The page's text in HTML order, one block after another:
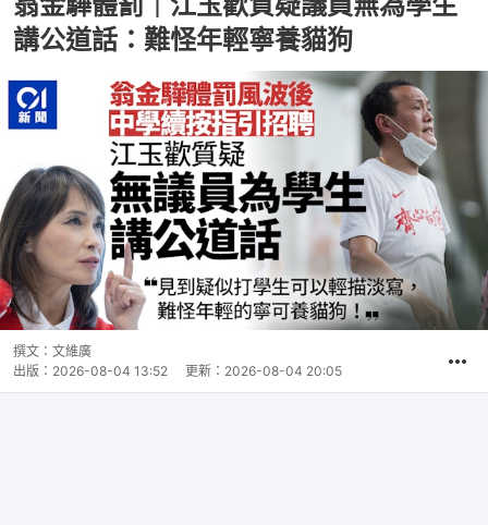
講公道話：難怪年輕寧養貓狗
撰文： 文維廣
出版： 2026-08-04 13:52 更新： 2026-08-04 20:05